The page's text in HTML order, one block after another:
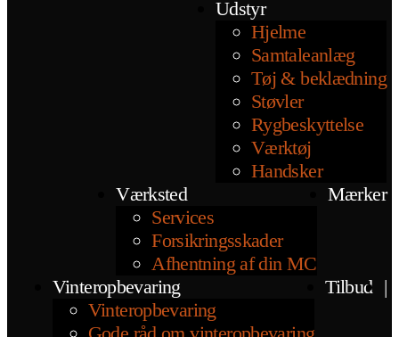
Udstyr
Hjelme
Samtaleanlæg
Tøj & beklædning
Støvler
Rygbeskyttelse
Værktøj
Handsker
Værksted
Services
Forsikringsskader
Afhentning af din MC
Mærker
Vinteropbevaring
Vinteropbevaring
Tilbud |